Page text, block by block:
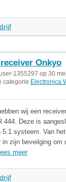
Onkyo
1355297 op 30
categorie Electronica
wij een
444. Deze is
5.1 systeem. Van
in zijn beveilging om
meer